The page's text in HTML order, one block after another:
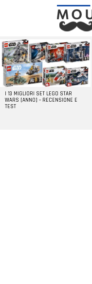
LATEST
STORIES
I 13 MIGLIORI SET LEGO STAR
WARS [ANNO] – RECENSIONE E
TEST